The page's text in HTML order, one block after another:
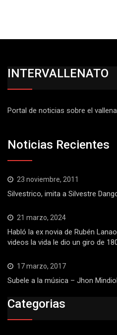
INTERVALLENATO
Portal de noticias sobre el
Noticias Recientes
23 noviembre, 2011
Silvestrico, imita a Silvestre
21 marzo, 2024
Habló la ex novia de Rubén
videos la vida le dio un giro de
17 marzo, 2017
Subele a la música – Jhon
Categorias